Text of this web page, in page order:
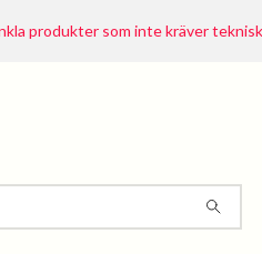
produkter som inte kräver